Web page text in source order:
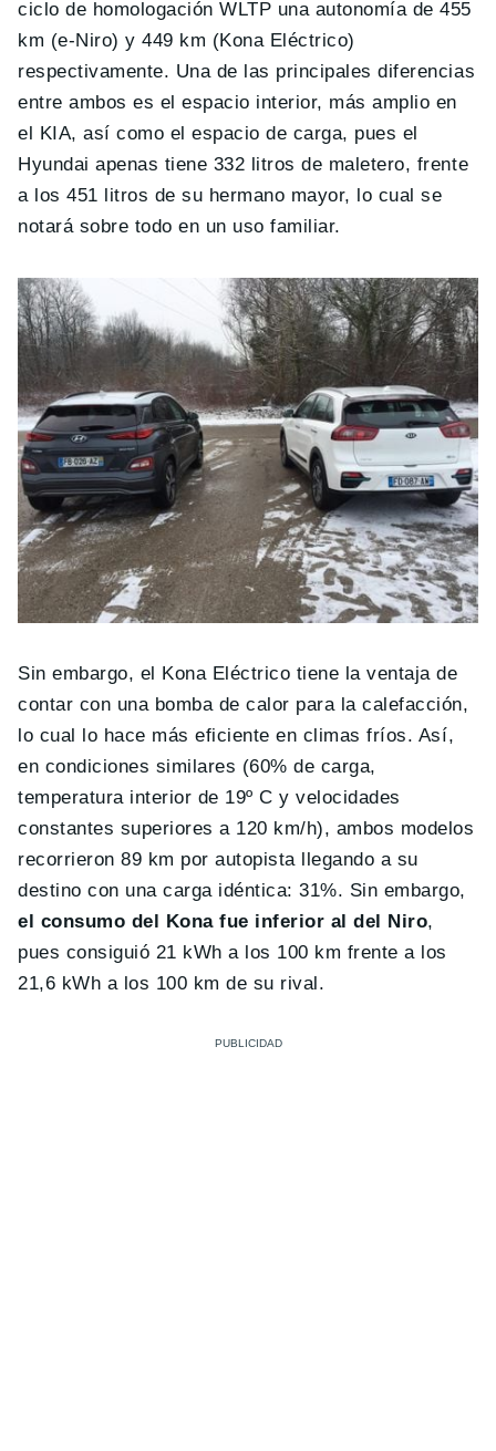
ciclo de homologación WLTP una autonomía de 455
km (e-Niro) y 449 km (Kona Eléctrico)
respectivamente. Una de las principales diferencias
entre ambos es el espacio interior, más amplio en
el KIA, así como el espacio de carga, pues el
Hyundai apenas tiene 332 litros de maletero, frente
a los 451 litros de su hermano mayor, lo cual se
notará sobre todo en un uso familiar.
Sin embargo, el Kona Eléctrico tiene la ventaja de
contar con una bomba de calor para la calefacción,
lo cual lo hace más eficiente en climas fríos. Así,
en condiciones similares (60% de carga,
temperatura interior de 19º C y velocidades
constantes superiores a 120 km/h), ambos modelos
recorrieron 89 km por autopista llegando a su
destino con una carga idéntica: 31%. Sin embargo,
el consumo del Kona fue inferior al del Niro,
pues consiguió 21 kWh a los 100 km frente a los
21,6 kWh a los 100 km de su rival.